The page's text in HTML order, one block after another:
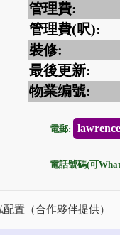
管理費:
管理費(呎):
裝修:
最後更新:
物業编號:
電郵:
電話號碼(可
置（合作夥伴提供）